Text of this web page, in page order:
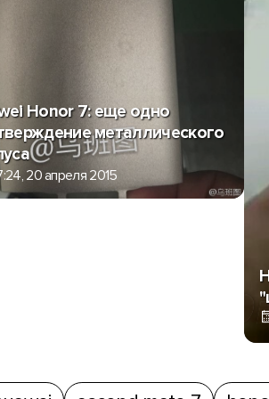
Honor 7: еще одно
металлического
20 апреля 2015